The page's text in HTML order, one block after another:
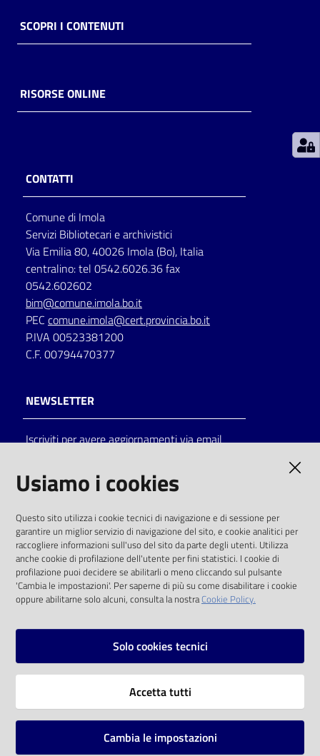
Piani
Decentrate
Seguici
su
on line
Eventi
Chiedi al
bibliotecario
Avvisi
SCOPRI I CONTENUTI
RISORSE ONLINE
CONTATTI
Comune di Imola
Servizi Bibliotecari e archivistici
Via Emilia 80, 40026 Imola (Bo), Italia
centralino: tel 0542.6026.36 fax
0542.602602
bim@comune.imola.bo.it
PEC comune.imola@cert.provincia.bo.it
P.IVA 00523381200
C.F. 00794470377
NEWSLETTER
Iscriviti per avere aggiornamenti via email
solo alle condizioni previste dalla direttiva
comunitaria 2003/98/CE e dal d.lgs. 36/2006
SOCIAL
Instagram
Vai alla pagina
Usiamo i cookies
Questo sito utilizza i cookie tecnici di navigazione e di sessione per
garantire un miglior servizio di navigazione del sito, e cookie analitici per
raccogliere informazioni sull'uso del sito da parte degli utenti. Utilizza
anche cookie di profilazione dell'utente per fini statistici. I cookie di
profilazione puoi decidere se abilitarli o meno cliccando sul pulsante
'Cambia le impostazioni'. Per saperne di più su come disabilitare i cookie
oppure abilitarne solo alcuni, consulta la nostraCookie Policy.
Solo cookies tecnici
Accetta tutti
Cambia le impostazioni